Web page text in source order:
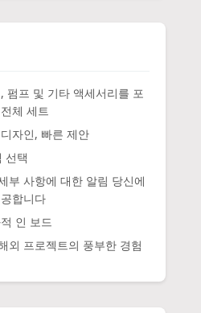
펌프 및 기타 액세서리를 포
체 세트
자인, 빠른 제안
선택
부 사항에 대한 알림 당신에
합니다
인 보드
외 프로젝트의 풍부한 경험